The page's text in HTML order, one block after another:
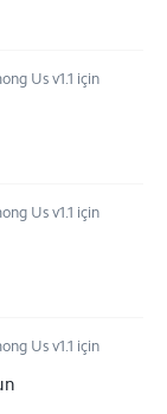
Us v1.1 için
Us v1.1 için
Us v1.1 için